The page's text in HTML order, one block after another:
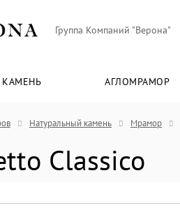
Группа Компаний "Верона"
КАМЕНЬ АГЛОМРАМОР
Натуральный камень Мрамор
Classico